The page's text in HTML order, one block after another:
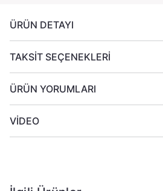
ÜRÜN DETAYI
TAKSİT SEÇENEKLERİ
ÜRÜN YORUMLARI
VİDEO